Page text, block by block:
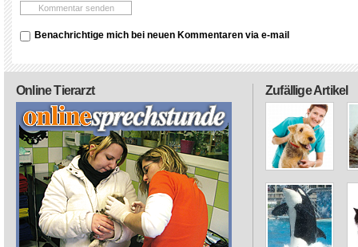
Benachrichtige mich bei neuen Kommentaren via e-mail
Zufällige Artikel
Online Tierarzt